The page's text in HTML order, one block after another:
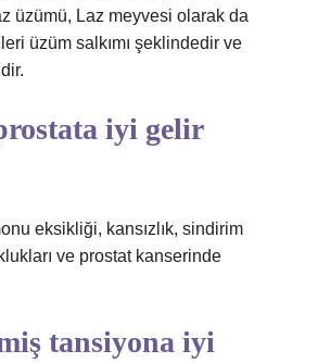
üzümü, Laz meyvesi olarak da
üzüm salkımı şeklindedir ve
iyi gelir
eksikliği, kansızlık, sindirim
ve prostat kanserinde
tansiyona iyi